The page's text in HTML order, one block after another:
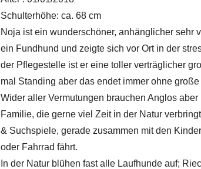
Schulterhöhe: ca. 68 cm
Noja ist ein wunderschöner, anhänglicher sehr
ein Fundhund und zeigte sich vor Ort in der
der Pflegestelle ist er eine toller verträglicher
mal Standing aber das endet immer ohne
Wider aller Vermutungen brauchen Anglos
Familie, die gerne viel Zeit in der Natur
& Suchspiele, gerade zusammen mit den
oder Fahrrad fährt.
In der Natur blühen fast alle Laufhunde auf;